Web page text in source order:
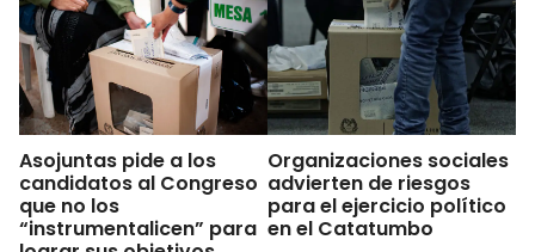
Asojuntas pide a los
candidatos al Congreso
que no los
“instrumentalicen” para
Organizaciones sociales
advierten de riesgos
para el ejercicio político
en el Catatumbo